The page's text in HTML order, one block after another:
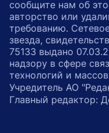
сообщите нам об
авторство или
требованию.
звезда,
75133 выдано
надзору в сфере
технологий и
Учредитель АО
Главный редактор: